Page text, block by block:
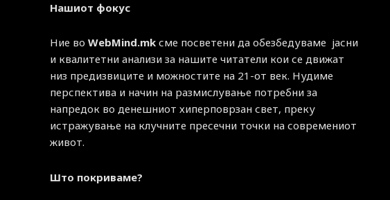
Нашиот фокус
Ние во WebMind.mk сме посветени да обезбедуваме јасни
и квалитетни анализи за нашите читатели кои се движат
низ предизвиците и можностите на 21-от век. Нудиме
перспектива и начин на размислување потребни за
напредок во денешниот хиперповрзан свет, преку
истражување на клучните пресечни точки на современиот
живот.
Што покриваме?